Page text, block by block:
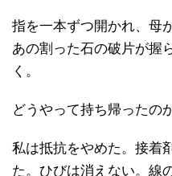
指を一本ずつ開かれ、母
あの割った石の破片が握
く。
どうやって持ち帰ったの
私は抵抗をやめた。接着
た。ひびは消えない。線